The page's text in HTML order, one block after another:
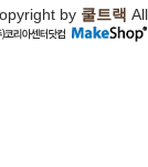
by 쿨트랙